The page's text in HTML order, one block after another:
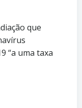
que
“a uma taxa